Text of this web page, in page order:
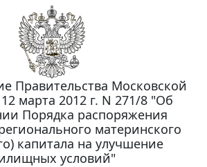
Правительства Московской
марта 2012 г. N 271/8 "Об
Порядка распоряжения
материнского
капитала на улучшение
условий"